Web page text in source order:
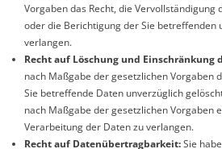
Vorgaben das Recht, die
oder die Berichtigung der Sie betreffenden
verlangen.
Recht auf Löschung und Einschränkung
nach Maßgabe der gesetzlichen Vorgaben
Sie betreffende Daten unverzüglich
nach Maßgabe der gesetzlichen Vorgaben
Verarbeitung der Daten zu verlangen.
Recht auf Datenübertragbarkeit:Sie